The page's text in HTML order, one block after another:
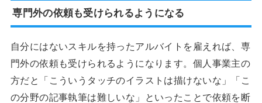
専門外の依頼も受けられるようになる
自分にはないスキルを持ったアルバイトを雇えれば、専
門外の依頼も受けられるようになります。個人事業主の
方だと「こういうタッチのイラストは描けないな」「こ
の分野の記事執筆は難しいな」といったことで依頼を断